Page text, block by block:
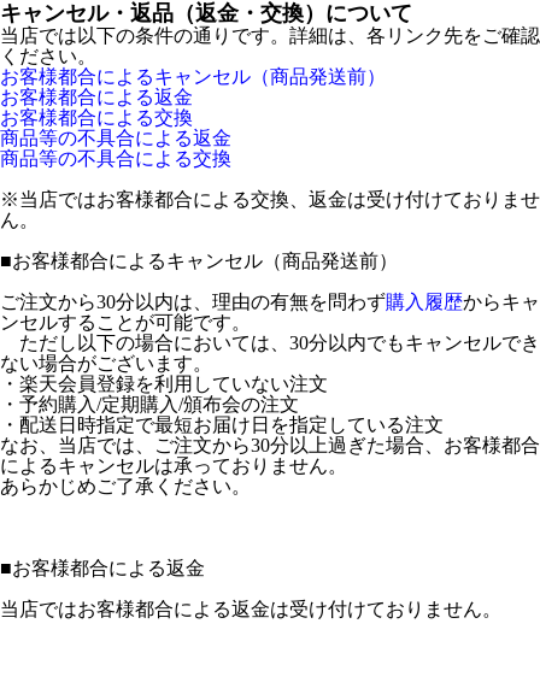
キャンセル・返品（返金・交換）について
当店では以下の条件の通りです。詳細は、各リンク先をご確認
ください。
お客様都合によるキャンセル（商品発送前）
お客様都合による返金
お客様都合による交換
商品等の不具合による返金
商品等の不具合による交換
※当店ではお客様都合による交換、返金は受け付けておりませ
ん。
■お客様都合によるキャンセル（商品発送前）
ご注文から30分以内は、理由の有無を問わず購入履歴からキャ
ンセルすることが可能です。
ただし以下の場合においては、30分以内でもキャンセルでき
ない場合がございます。
・楽天会員登録を利用していない注文
・予約購入/定期購入/頒布会の注文
・配送日時指定で最短お届け日を指定している注文
なお、当店では、ご注文から30分以上過ぎた場合、お客様都合
によるキャンセルは承っておりません。
あらかじめご了承ください。
■お客様都合による返金
当店ではお客様都合による返金は受け付けておりません。